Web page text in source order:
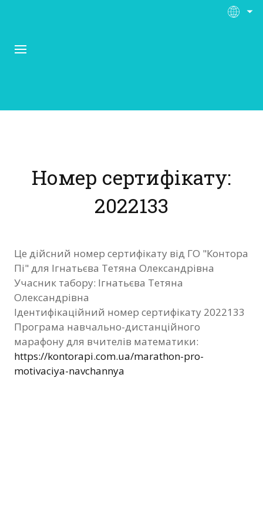
Матеріали
Нас підтримують
Фотозвіт
Видані сертифікати
Контакти
Номер сертифікату:
2022133
Це дійсний номер сертифікату від ГО "Контора
Пі" для Ігнатьєва Тетяна Олександрівна
Учасник табору: Ігнатьєва Тетяна
Олександрівна
Ідентифікаційний номер сертифікату 2022133
Програма навчально-дистанційного
марафону для вчителів математики:
https://kontorapi.com.ua/marathon-pro-
motivaciya-navchannya